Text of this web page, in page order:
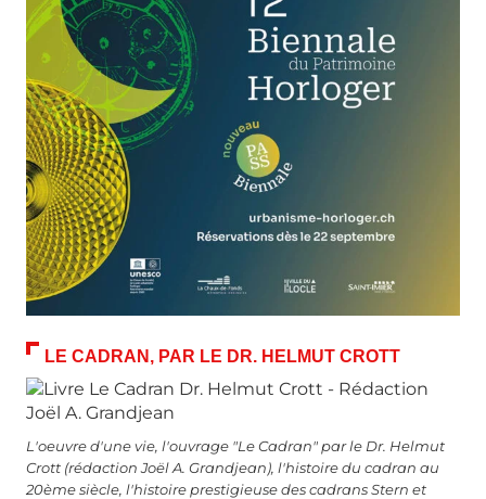
LE CADRAN, PAR LE DR. HELMUT CROTT
L'oeuvre d'une vie, l'ouvrage "Le Cadran" par le Dr. Helmut
Crott (rédaction Joël A. Grandjean), l'histoire du cadran au
20ème siècle, l'histoire prestigieuse des cadrans Stern et